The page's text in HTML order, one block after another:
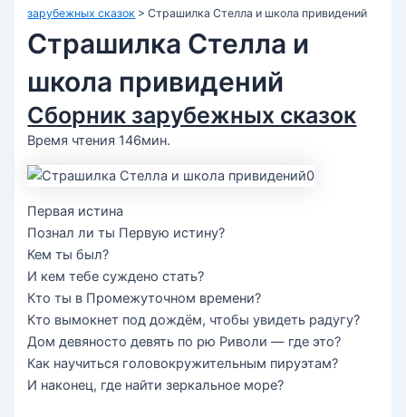
зарубежных сказок >Страшилка Стелла и школа привидений
Страшилка Стелла и
школа привидений
Сборник зарубежных сказок
Время чтения 146мин.
Первая истина
Познал ли ты Первую истину?
Кем ты был?
И кем тебе суждено стать?
Кто ты в Промежуточном времени?
Кто вымокнет под дождём, чтобы увидеть радугу?
Дом девяносто девять по рю Риволи — где это?
Как научиться головокружительным пируэтам?
И наконец, где найти зеркальное море?